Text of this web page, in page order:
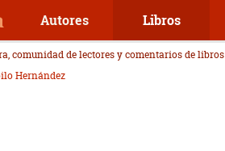
Autores Libros
comunidad de lectores y comentarios de libros
Hernández